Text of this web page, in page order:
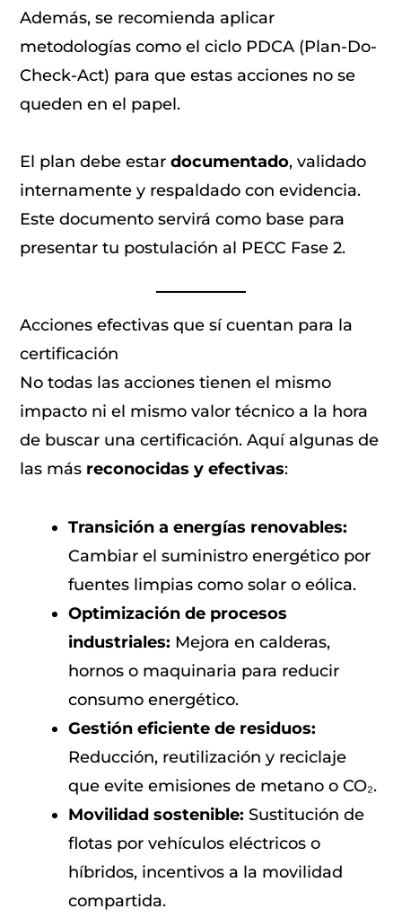
Además, se recomienda aplicar
metodologías como el ciclo PDCA (Plan-Do-
Check-Act) para que estas acciones no se
queden en el papel.
El plan debe estardocumentado, validado
internamente y respaldado con evidencia.
Este documento servirá como base para
presentar tu postulación al PECC Fase 2.
Acciones efectivas que sí cuentan para la
certificación
No todas las acciones tienen el mismo
impacto ni el mismo valor técnico a la hora
de buscar una certificación. Aquí algunas de
las más reconocidas y efectivas:
Transición a energías renovables:
Cambiar el suministro energético por
fuentes limpias como solar o eólica.
Optimización de procesos
industriales: Mejora en calderas,
hornos o maquinaria para reducir
consumo energético.
Gestión eficiente de residuos:
Reducción, reutilización y reciclaje
que evite emisiones de metano o CO₂.
Movilidad sostenible: Sustitución de
flotas por vehículos eléctricos o
híbridos, incentivos a la movilidad
compartida.